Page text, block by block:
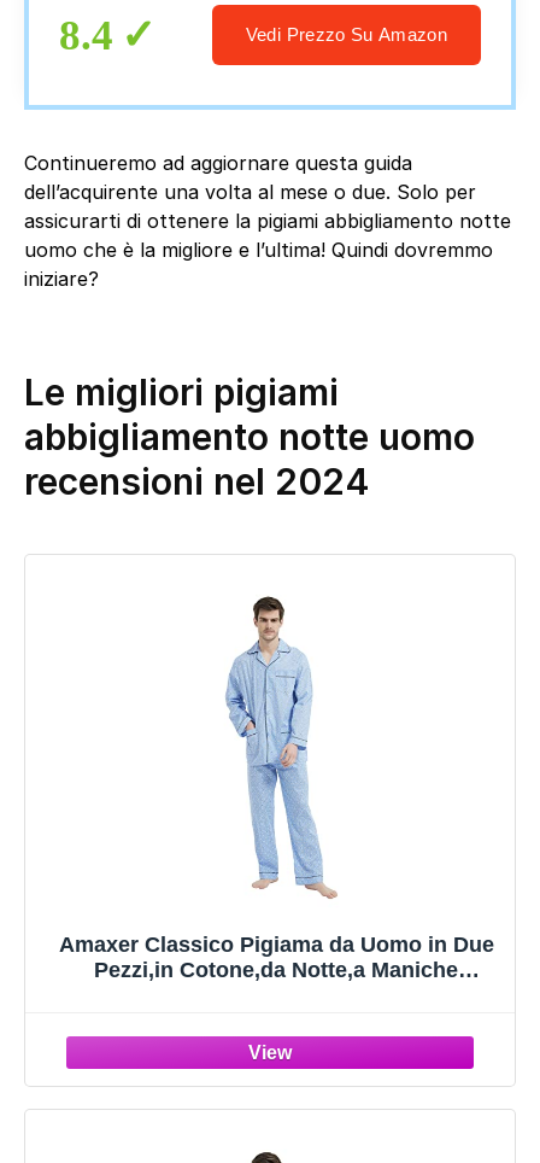
Elastica Pantaloni, Grigio,
8.4 Vedi Prezzo Su Amazon
Continueremo ad aggiornare questa guida
dell’acquirente una volta al mese o due. Solo per
assicurarti di ottenere la pigiami abbigliamento notte
uomo che è la migliore e l’ultima! Quindi dovremmo
iniziare?
Le migliori pigiami
abbigliamento notte uomo
recensioni nel 2024
Amaxer Classico Pigiama da Uomo in Due
Pezzi,in Cotone,da Notte,a Maniche